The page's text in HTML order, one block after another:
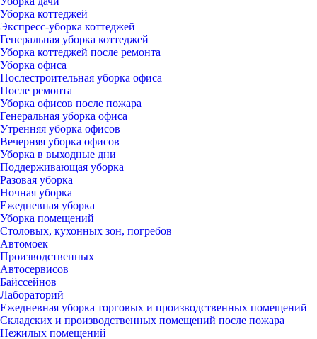
Уборка коттеджей
Экспресс-уборка коттеджей
Генеральная уборка коттеджей
Уборка коттеджей после ремонта
Уборка офиса
Послестроительная уборка офиса
После ремонта
Уборка офисов после пожара
Генеральная уборка офиса
Утренняя уборка офисов
Вечерняя уборка офисов
Уборка в выходные дни
Поддерживающая уборка
Разовая уборка
Ночная уборка
Ежедневная уборка
Уборка помещений
Столовых, кухонных зон, погребов
Автомоек
Производственных
Автосервисов
Байссейнов
Лабораторий
Ежедневная уборка торговых и производственных помещений
Складских и производственных помещений после пожара
Нежилых помещений